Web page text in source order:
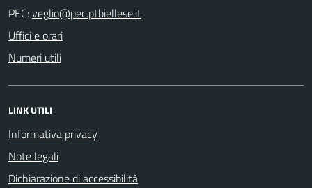
PEC:
Uffici e orari
Numeri utili
LINK UTILI
Informativa privacy
Note legali
Dichiarazione di accessibilità